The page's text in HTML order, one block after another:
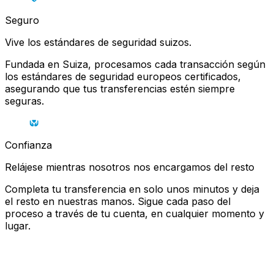
Seguro
Vive los estándares de seguridad suizos.
Fundada en Suiza, procesamos cada transacción según
los estándares de seguridad europeos certificados,
asegurando que tus transferencias estén siempre
seguras.
Confianza
Relájese mientras nosotros nos encargamos del resto
Completa tu transferencia en solo unos minutos y deja
el resto en nuestras manos. Sigue cada paso del
proceso a través de tu cuenta, en cualquier momento y
lugar.